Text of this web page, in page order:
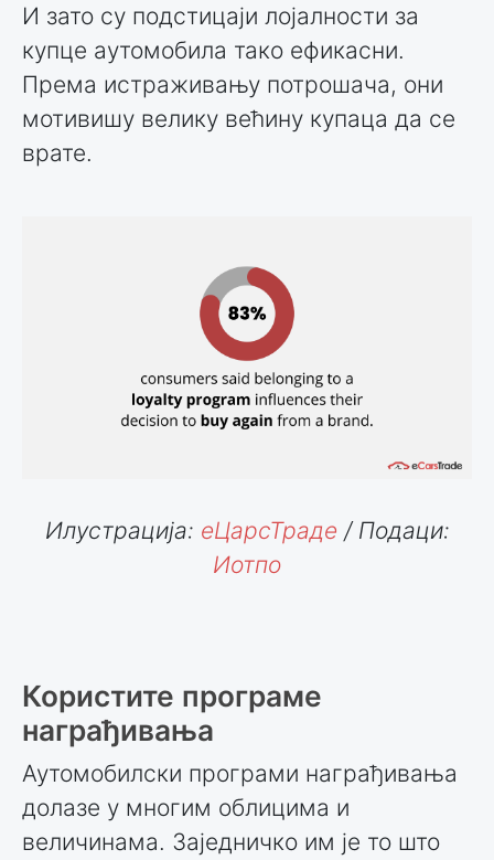
И зато су подстицаји лојалности за
купце аутомобила тако ефикасни.
Према истраживању потрошача, они
мотивишу велику већину купаца да се
врате.
Илустрација: еЦарсТраде / Подаци:
Иотпо
Користите програме
награђивања
Аутомобилски програми награђивања
долазе у многим облицима и
величинама. Заједничко им је то што